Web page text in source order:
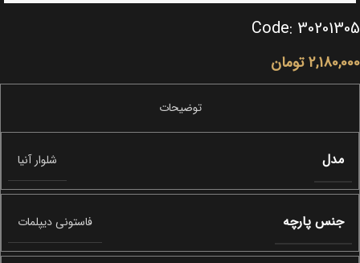
Code: 30201305
2,180,000 تومان
مدل شلوار آنیا
جنس پارچه فاستونی دیپلمات